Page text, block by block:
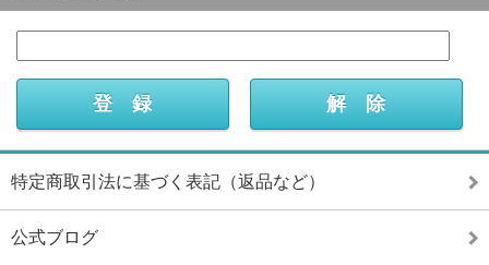
特定商取引法に基づく表記（返品など）
公式ブログ